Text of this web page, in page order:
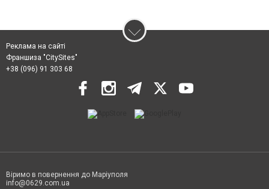
Реклама на сайті
Франшиза "CitySites"
+38 (096) 91 303 68
Віримо в повернення до Маріуполя
info@0629.com.ua